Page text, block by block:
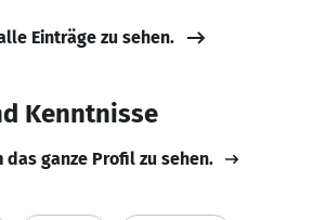
Einträge zu sehen.
Kenntnisse
das ganze Profil zu sehen.